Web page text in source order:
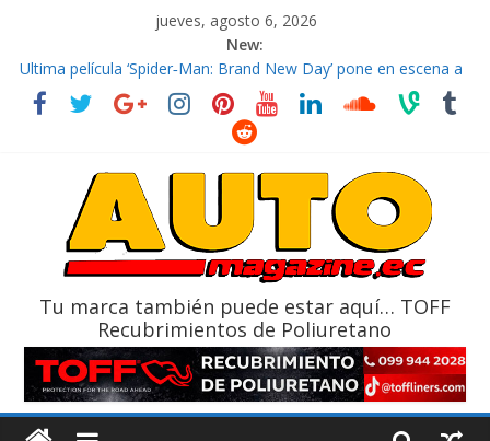
jueves, agosto 6, 2026
New:
El costo de tener un vehículo gana protagonismo a la hora de
decidir
Ultima película ‘Spider‑Man: Brand New Day’ pone en escena a
La Vuelta al Ecuador 2026, edición 47ª, recorre 7 provincias en 8
La FEDAK recibe 12 Sinotruk Bolden para cubrir las rutas de La
Tu marca también puede estar aquí… TOFF
Recubrimientos de Poliuretano